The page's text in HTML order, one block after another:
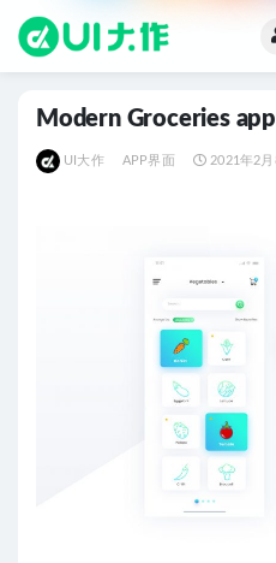
Modern Groceries
UI大作 APP界面 2021年2月